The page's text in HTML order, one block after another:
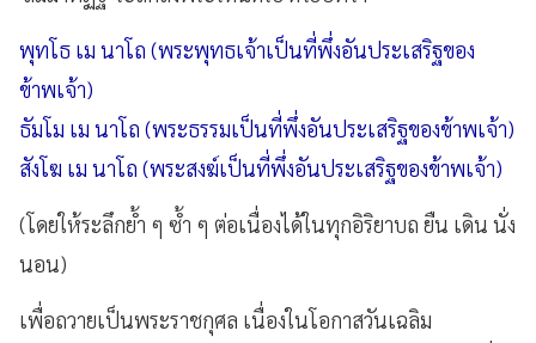
พุทโธ เม นาโถ (พระพุทธเจ้าเป็นที่พึ่งอันประเสริฐของ
ข้าพเจ้า)
ธัมโม เม นาโถ (พระธรรมเป็นที่พึ่งอันประเสริฐของข้าพเจ้า)
สังโฆ เม นาโถ (พระสงฆ์เป็นที่พึ่งอันประเสริฐของข้าพเจ้า)
(โดยให้ระลึกย้ำ ๆ ซ้ำ ๆ ต่อเนื่องได้ในทุกอิริยาบถ ยืน เดิน นั่ง
นอน)
เพื่อถวายเป็นพระราชกุศล เนื่องในโอกาสวันเฉลิม